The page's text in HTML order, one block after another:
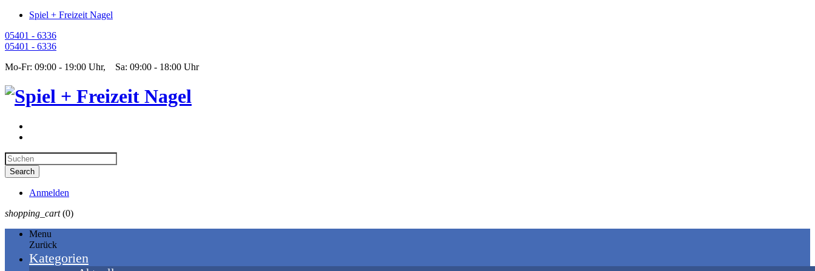
Spiel + Freizeit Nagel
05401 - 6336
05401 - 6336
Mo-Fr: 09:00 - 19:00 Uhr, Sa: 09:00 - 18:00 Uhr
Anmelden
shopping_cart (0)
Menu
Zurück
Kategorien